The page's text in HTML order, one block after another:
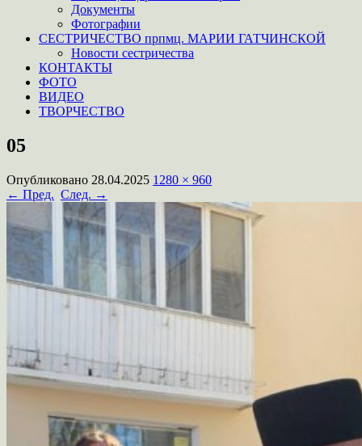
Документы
Фотографии
СЕСТРИЧЕСТВО прпмц. МАРИИ ГАТЧИНСКОЙ
Новости сестричества
КОНТАКТЫ
ФОТО
ВИДЕО
ТВОРЧЕСТВО
05
Опубликовано 28.04.2025 1280 × 960
← Пред. След. →